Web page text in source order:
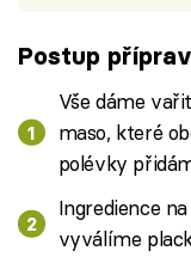
Postup
Vše dáme
maso, které
polévky
Ingredience
vyválíme